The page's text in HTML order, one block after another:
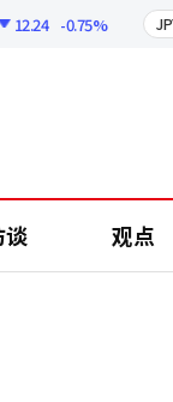
-0.75% JPY
谈 观点